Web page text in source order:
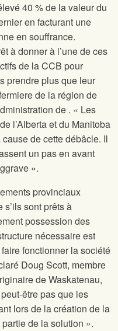
40 % de la valeur du
en facturant une
en souffrance.
à donner à l’une de ces
de la CCB pour
prendre plus que leur
de la région de
de . « Les
l’Alberta et du Manitoba
de cette débâcle. Il
un pas en avant
».
provinciaux
sont prêts à
possession des
nécessaire est
fonctionner la société
Doug Scott, membre
de Waskatenau,
être pas que les
lors de la création de la
de la solution ».